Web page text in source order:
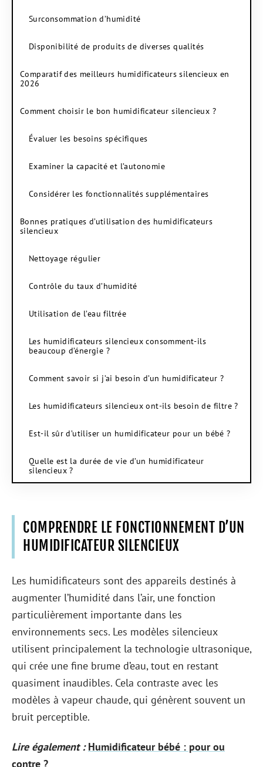
Surconsommation d’humidité
Disponibilité de produits de diverses qualités
Comparatif des meilleurs humidificateurs silencieux en
2026
Comment choisir le bon humidificateur silencieux ?
Évaluer les besoins spécifiques
Examiner la capacité et l’autonomie
Considérer les fonctionnalités supplémentaires
Bonnes pratiques d’utilisation des humidificateurs
silencieux
Nettoyage régulier
Contrôle du taux d’humidité
Utilisation de l’eau filtrée
Les humidificateurs silencieux consomment-ils
beaucoup d’énergie ?
Comment savoir si j’ai besoin d’un humidificateur ?
Les humidificateurs silencieux ont-ils besoin de filtre ?
Est-il sûr d’utiliser un humidificateur pour un bébé ?
Quelle est la durée de vie d’un humidificateur
silencieux ?
COMPRENDRE LE FONCTIONNEMENT D’UN
HUMIDIFICATEUR SILENCIEUX
Les humidificateurs sont des appareils destinés à
augmenter l’humidité dans l’air, une fonction
particulièrement importante dans les
environnements secs. Les modèles silencieux
utilisent principalement la technologie ultrasonique,
qui crée une fine brume d’eau, tout en restant
quasiment inaudibles. Cela contraste avec les
modèles à vapeur chaude, qui génèrent souvent un
bruit perceptible.
Lire également : Humidificateur bébé : pour ou
contre ?